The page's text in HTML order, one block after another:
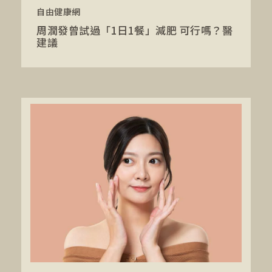
自由健康網
周潤發曾試過「1日1餐」減肥 可行嗎？醫
建議